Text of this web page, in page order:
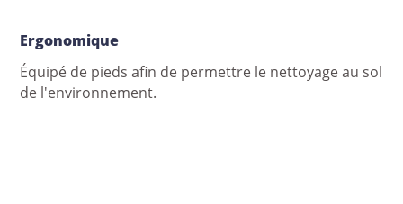
Ergonomique
Équipé de pieds afin de permettre le nettoyage au sol
de l'environnement.